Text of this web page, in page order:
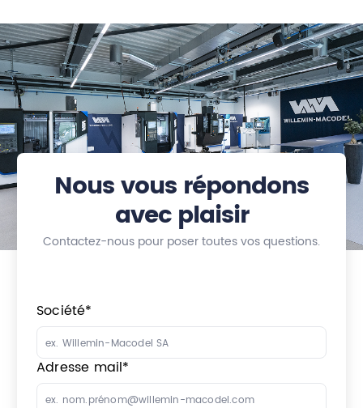
Nous vous répondons
avec plaisir
Contactez-nous pour poser toutes vos questions.
Société*
Adresse mail*